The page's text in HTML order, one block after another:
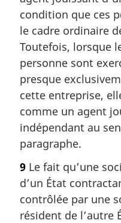
condition que ces
le cadre ordinaire
Toutefois, lorsque
personne sont
presque
cette entreprise,
comme un agent
indépendant au
paragraphe.
9 Le fait qu’une
d’un État
contrôlée par une
résident de l’autre